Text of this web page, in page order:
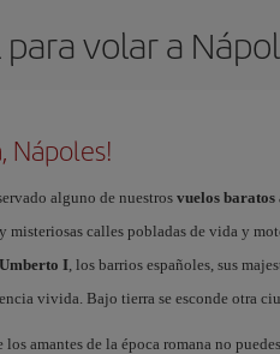
volar a
Nápoles!
alguno de nuestros vuelos baratos
misteriosas calles pobladas de vida y
I, los barrios españoles, sus
vivida. Bajo tierra se esconde otra
los amantes de la época romana no